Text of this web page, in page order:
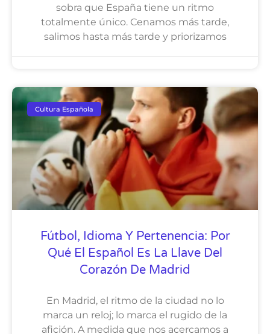
sobra que España tiene un ritmo
totalmente único. Cenamos más tarde,
salimos hasta más tarde y priorizamos
Cultura Española
Fútbol, Idioma Y Pertenencia: Por
Qué El Español Es La Llave Del
Corazón De Madrid
En Madrid, el ritmo de la ciudad no lo
marca un reloj; lo marca el rugido de la
afición. A medida que nos acercamos a